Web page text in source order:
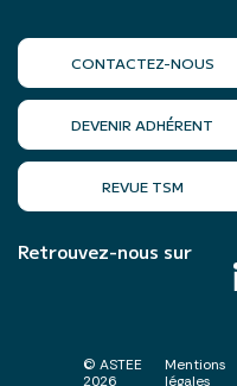
CONTACTEZ-NOUS
DEVENIR ADHÉRENT
REVUE TSM
Retrouvez-nous sur
© ASTEE
2026
Mentions
légales